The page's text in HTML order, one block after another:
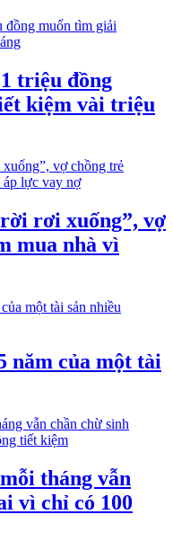
triệu đồng
kiệm vài triệu
rơi xuống”, vợ
mua nhà vì
năm của một tài
tháng vẫn
vì chỉ có 100